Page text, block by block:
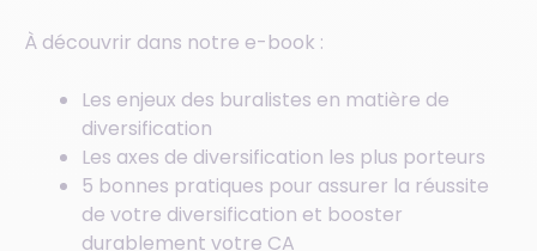
À découvrir dans notre e-book :
Les enjeux des buralistes en matière de
diversification
Les axes de diversification les plus porteurs
5 bonnes pratiques pour assurer la réussite
de votre diversification et booster
durablement votre CA